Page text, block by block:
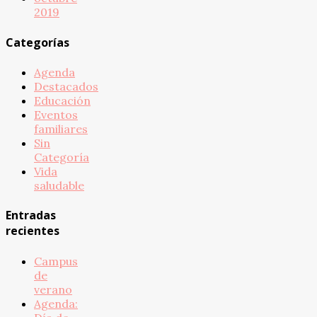
2019
Categorías
Agenda
Destacados
Educación
Eventos
familiares
Sin
Categoría
Vida
saludable
Entradas
recientes
Campus
de
verano
Agenda: